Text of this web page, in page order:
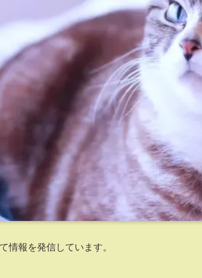
情報を発信しています。